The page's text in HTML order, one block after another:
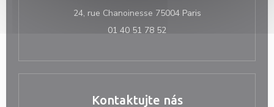
24, rue Chanoinesse 75004 Paris((otevře se v
01 40 51 78 52
Kontaktujte nás